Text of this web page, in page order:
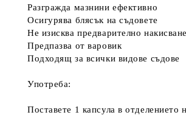
Разгражда мазнини ефективно
Осигурява блясък на съдовете
Не изисква предварително накисване
Предпазва от варовик
Подходящ за всички видове съдове
Употреба:
Поставете 1 капсула в